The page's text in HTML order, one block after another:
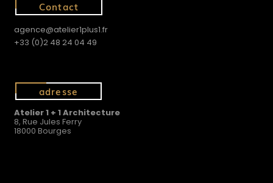
Contact
agence@atelier1plus1.fr
+33 (0)2 48 24 04 49
adresse
Atelier 1 + 1 Architecture
8, Rue Jules Ferry
18000 Bourges